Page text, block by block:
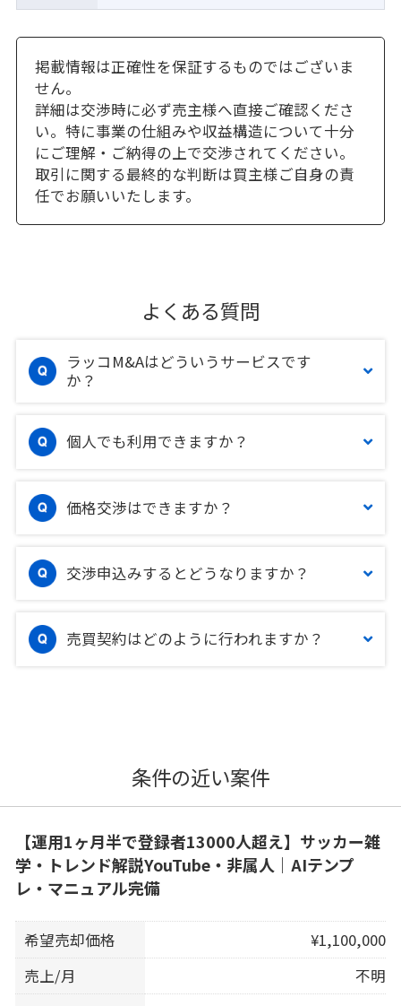
掲載情報は正確性を保証するものではございま
せん。
詳細は交渉時に必ず売主様へ直接ご確認くださ
い。特に事業の仕組みや収益構造について十分
にご理解・ご納得の上で交渉されてください。
取引に関する最終的な判断は買主様ご自身の責
任でお願いいたします。
よくある質問
ラッコM&Aはどういうサービスです
か？
個人でも利用できますか？
価格交渉はできますか？
交渉申込みするとどうなりますか？
売買契約はどのように行われますか？
条件の近い案件
【運用1ヶ月半で登録者13000人超え】サッカー雑
学・トレンド解説YouTube・非属人｜AIテンプ
レ・マニュアル完備
希望売却価格
¥1,100,000
売上/月
不明